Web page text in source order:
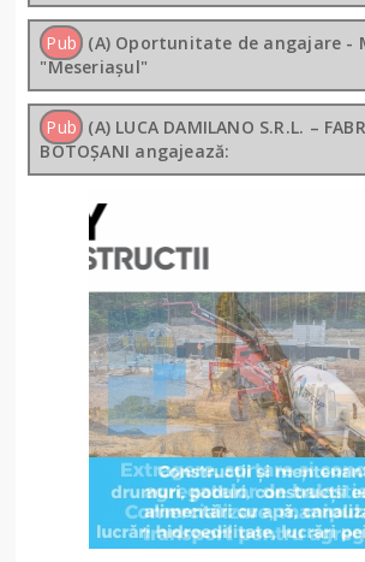
Pub (A) Oportunitate de angajare -
"Meseriașul"
Pub (A) LUCA DAMILANO S.R.L. –
BOTOȘANI angajează: